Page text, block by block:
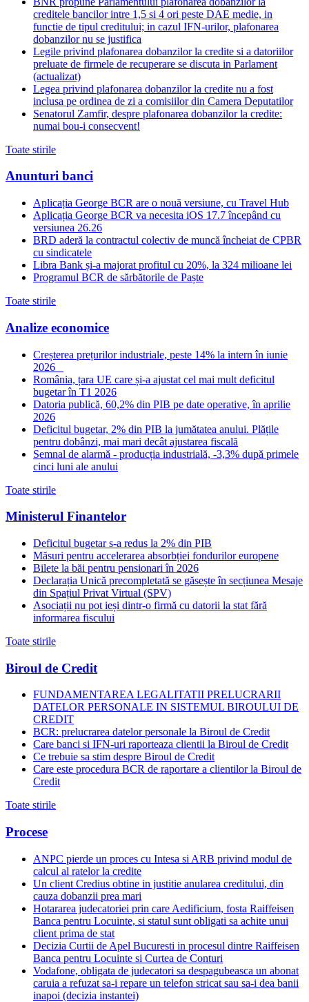
creditele bancilor intre 1,5 si 4 ori peste DAE medie, in
functie de tipul creditului; in cazul IFN-urilor, plafonarea
dobanzilor nu se justifica
Legile privind plafonarea dobanzilor la credite si a datoriilor
preluate de firmele de recuperare se discuta in Parlament
(actualizat)
Legea privind plafonarea dobanzilor la credite nu a fost
inclusa pe ordinea de zi a comisiilor din Camera Deputatilor
Senatorul Zamfir, despre plafonarea dobanzilor la credite:
numai bou-i consecvent!
Toate stirile
Anunturi banci
Aplicația George BCR are o nouă versiune, cu Travel Hub
Aplicația George BCR va necesita iOS 17.7 începând cu
versiunea 26.26
BRD aderă la contractul colectiv de muncă încheiat de CPBR
cu sindicatele
Libra Bank și-a majorat profitul cu 20%, la 324 milioane lei
Programul BCR de sărbătorile de Paște
Toate stirile
Analize economice
Creșterea prețurilor industriale, peste 14% la intern în iunie
2026
România, țara UE care și-a ajustat cel mai mult deficitul
bugetar în T1 2026
Datoria publică, 60,2% din PIB pe date operative, în aprilie
2026
Deficitul bugetar, 2% din PIB la jumătatea anului. Plățile
pentru dobânzi, mai mari decât ajustarea fiscală
Semnal de alarmă - producția industrială, -3,3% după primele
cinci luni ale anului
Toate stirile
Ministerul Finantelor
Deficitul bugetar s-a redus la 2% din PIB
Măsuri pentru accelerarea absorbției fondurilor europene
Bilete la băi pentru pensionari în 2026
Declarația Unică precompletată se găsește în secțiunea Mesaje
din Spațiul Privat Virtual (SPV)
Asociații nu pot ieși dintr-o firmă cu datorii la stat fără
informarea fiscului
Toate stirile
Biroul de Credit
FUNDAMENTAREA LEGALITATII PRELUCRARII
DATELOR PERSONALE IN SISTEMUL BIROULUI DE
CREDIT
BCR: prelucrarea datelor personale la Biroul de Credit
Care banci si IFN-uri raporteaza clientii la Biroul de Credit
Ce trebuie sa stim despre Biroul de Credit
Care este procedura BCR de raportare a clientilor la Biroul de
Credit
Toate stirile
Procese
ANPC pierde un proces cu Intesa si ARB privind modul de
calcul al ratelor la credite
Un client Credius obtine in justitie anularea creditului, din
cauza dobanzii prea mari
Hotararea judecatoriei prin care Aedificium, fosta Raiffeisen
Banca pentru Locuinte, si statul sunt obligati sa achite unui
client prima de stat
Decizia Curtii de Apel Bucuresti in procesul dintre Raiffeisen
Banca pentru Locuinte si Curtea de Conturi
Vodafone, obligata de judecatori sa despagubeasca un abonat
caruia a refuzat sa-i repare un telefon stricat sau sa-i dea banii
inapoi (decizia instantei)